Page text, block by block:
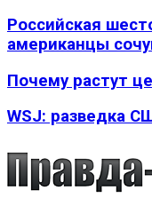
Российская
американцы
Почему растут
WSJ: разведка